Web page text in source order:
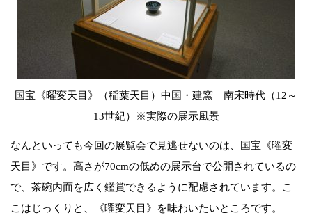
国宝《曜変天目》（稲葉天目）中国・建窯 南宋時代（12～
13世紀）※実際の展示風景
なんといっても今回の展覧会で見逃せないのは、国宝《曜変
天目》です。高さが70cmの低めの展示台で公開されているの
で、茶碗内面を広く鑑賞できるように配慮されています。こ
こはじっくりと、《曜変天目》を味わいたいところです。